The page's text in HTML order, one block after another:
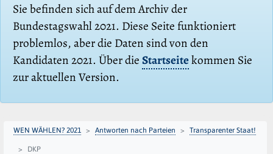
Sie befinden sich auf dem Archiv der
Bundestagswahl 2021. Diese Seite funktioniert
problemlos, aber die Daten sind von den
Kandidaten 2021. Über dieStartseitekommen Sie
zur aktuellen Version.
WEN WÄHLEN? 2021 Antworten nach Parteien Transparenter Staat!
DKP